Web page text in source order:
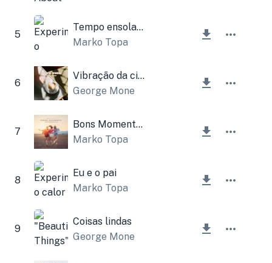
5
Tempo ensolarado
Marko Topa
6
Vibração da cidade
George Mone
7
Bons Momentos Instrumentais
Marko Topa
8
Eu e o pai
Marko Topa
9
Coisas lindas
George Mone